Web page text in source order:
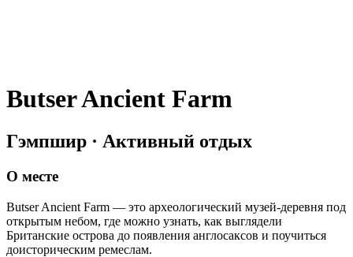
Butser Ancient Farm
Гэмпшир · Активный отдых
О месте
Butser Ancient Farm — это археологический музей-деревня под
открытым небом, где можно узнать, как выглядели
Британские острова до появления англосаксов и поучиться
доисторическим ремеслам.